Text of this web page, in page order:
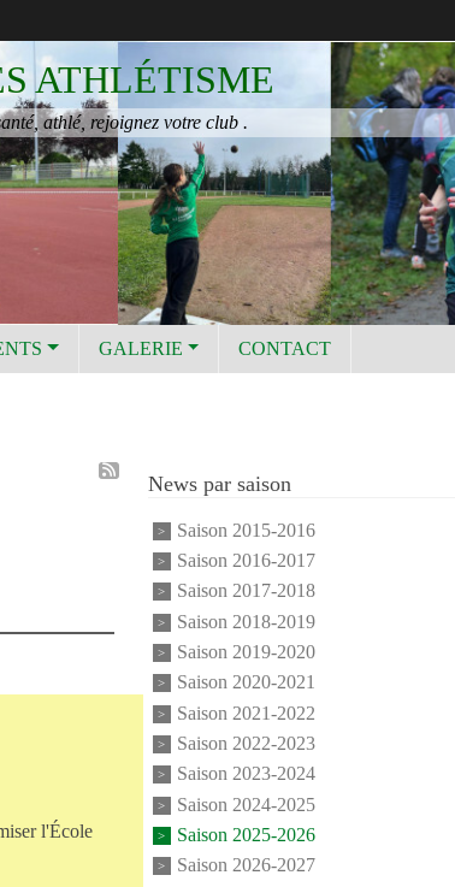
ATHLÉTISME
athlé, rejoignez votre club .
GALERIE CONTACT
l'École
News par saison
Saison 2015-2016
Saison 2016-2017
Saison 2017-2018
Saison 2018-2019
Saison 2019-2020
Saison 2020-2021
Saison 2021-2022
Saison 2022-2023
Saison 2023-2024
Saison 2024-2025
Saison 2025-2026
Saison 2026-2027